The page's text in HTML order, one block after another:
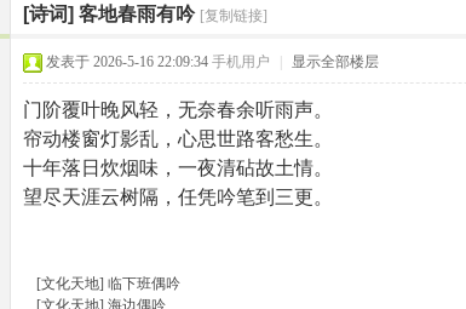
[诗词] 客地春雨有吟 [复制链接]
发表于 2026-5-16 22:09:34 手机用户 显示全部楼层
门阶覆叶晚风轻，无奈春余听雨声。
帘动楼窗灯影乱，心思世路客愁生。
十年落日炊烟味，一夜清砧故土情。
望尽天涯云树隔，任凭吟笔到三更。
[文化天地] 临下班偶吟
[文化天地] 海边偶吟